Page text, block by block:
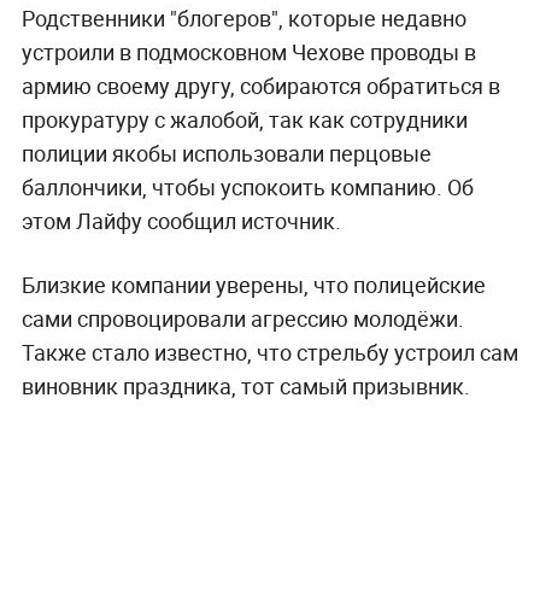
Родственники "блогеров", которые недавно
устроили в подмосковном Чехове проводы в
армию своему другу, собираются обратиться в
прокуратуру с жалобой, так как сотрудники
полиции якобы использовали перцовые
баллончики, чтобы успокоить компанию. Об
этом Лайфу сообщил источник.
Близкие компании уверены, что полицейские
сами спровоцировали агрессию молодёжи.
Также стало известно, что стрельбу устроил сам
виновник праздника, тот самый призывник.